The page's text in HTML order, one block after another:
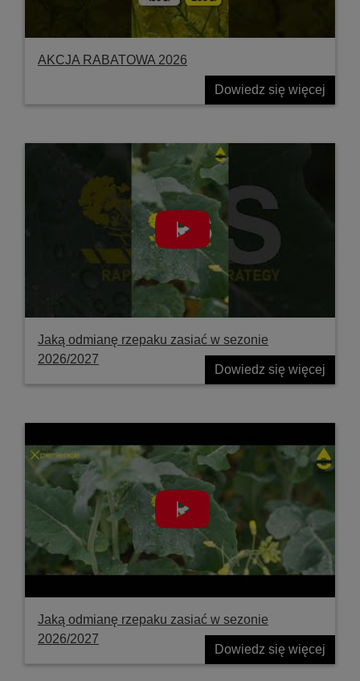
AKCJA RABATOWA 2026
Dowiedz się więcej
Jaką odmianę rzepaku zasiać w sezonie
2026/2027
Dowiedz się więcej
Jaką odmianę rzepaku zasiać w sezonie
2026/2027
Dowiedz się więcej